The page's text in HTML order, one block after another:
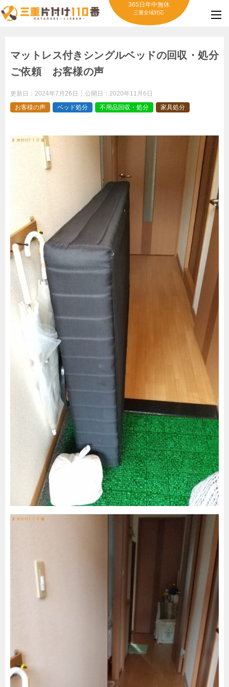
365日年中無休
三重全域対応
マットレス付きシングルベッドの回収・処分
ご依頼 お客様の声
更新日： 2024年7月26日 公開日： 2020年11月6日
お客様の声
ベッド処分 不用品回収・処分 家具処分